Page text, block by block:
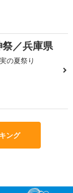
／兵庫県
の夏祭り
ング